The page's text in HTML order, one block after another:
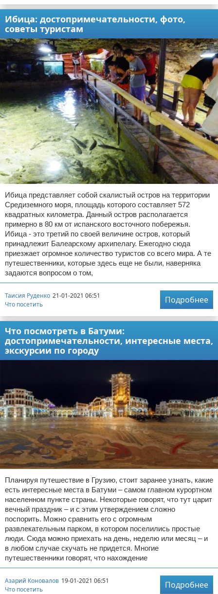
Ибица: достопримечательности, фото,
советы туристам
Ибица представляет собой скалистый остров на территории
Средиземного моря, площадь которого составляет 572
квадратных километра. Данный остров располагается
примерно в 80 км от испанского восточного побережья.
Ибица - это третий по своей величине остров, который
принадлежит Балеарскому архипелагу. Ежегодно сюда
приезжает огромное количество туристов со всего мира. А те
путешественники, которые здесь еще не были, наверняка
задаются вопросом о том,
Таисия Руденко 21-01-2021 06:51
Что посетить
Подробнее
Что посмотреть в Батуми:
достопримечательности, интересные места,
экскурсии по городу
Планируя путешествие в Грузию, стоит заранее узнать, какие
есть интересные места в Батуми – самом главном курортном
населенном пункте страны. Некоторые говорят, что тут царит
вечный праздник – и с этим утверждением сложно
поспорить. Можно сравнить его с огромным
развлекательным парком, в котором поселились простые
люди. Сюда можно приехать на день, неделю или месяц – и
в любом случае скучать не придется. Многие
путешественники говорят, что нахождение
Азарий Коновалов 19-01-2021 06:51
Что посетить
Подробнее